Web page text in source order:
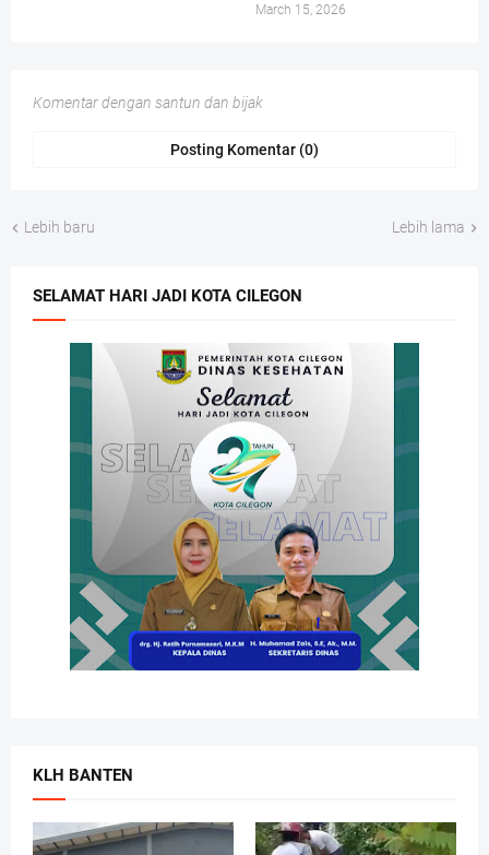
March 15, 2026
Komentar dengan santun dan bijak
Posting Komentar (0)
Lebih baru Lebih lama
SELAMAT HARI JADI KOTA CILEGON
KLH BANTEN